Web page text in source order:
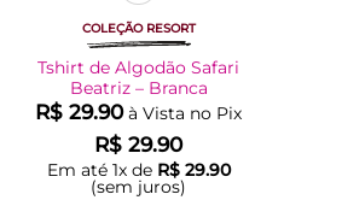
COLEÇÃO RESORT
Tshirt de Algodão Safari
Beatriz – Branca
R$ 29.90 à Vista no Pix
R$ 29.90
Em até 1x de R$29.90
(sem juros)